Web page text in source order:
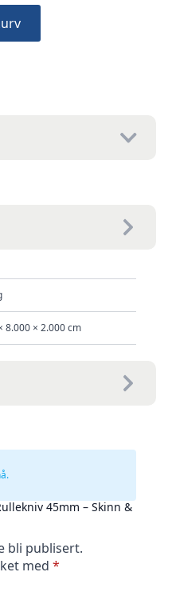
8.000 × 2.000 cm
45mm – Skinn &
bli publisert.
med *